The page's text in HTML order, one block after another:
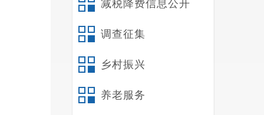
减税降费信息公开
调查征集
乡村振兴
养老服务